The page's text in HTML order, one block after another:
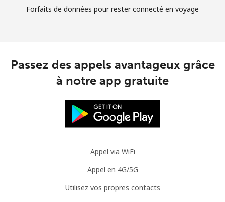
Forfaits de données pour rester connecté en voyage
Passez des appels avantageux grâce
à notre app gratuite
Appel via WiFi
Appel en 4G/5G
Utilisez vos propres contacts